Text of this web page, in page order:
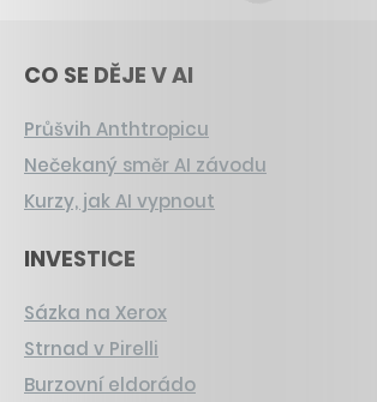
CO SE DĚJE V AI
Průšvih Anthtropicu
Nečekaný směr AI závodu
Kurzy, jak AI vypnout
INVESTICE
Sázka na Xerox
Strnad v Pirelli
Burzovní eldorádo